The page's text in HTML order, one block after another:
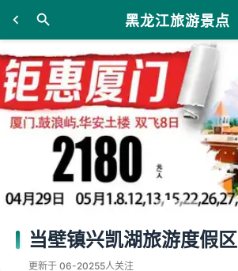
黑龙江旅游景点
当壁镇兴凯湖旅游度假区
更新于 06-20255人关注